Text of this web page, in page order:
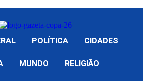
POLÍTICA CIDADES
MUNDO RELIGIÃO